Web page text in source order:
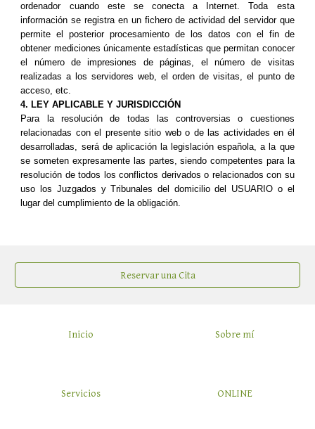
ordenador cuando este se conecta a Internet. Toda esta
información se registra en un fichero de actividad del servidor que
permite el posterior procesamiento de los datos con el fin de
obtener mediciones únicamente estadísticas que permitan conocer
el número de impresiones de páginas, el número de visitas
realizadas a los servidores web, el orden de visitas, el punto de
acceso, etc.
4. LEY APLICABLE Y JURISDICCIÓN
Para la resolución de todas las controversias o cuestiones
relacionadas con el presente sitio web o de las actividades en él
desarrolladas, será de aplicación la legislación española, a la que
se someten expresamente las partes, siendo competentes para la
resolución de todos los conflictos derivados o relacionados con su
uso los Juzgados y Tribunales del domicilio del USUARIO o el
lugar del cumplimiento de la obligación.
Reservar una Cita
Inicio Sobre mí
Servicios ONLINE